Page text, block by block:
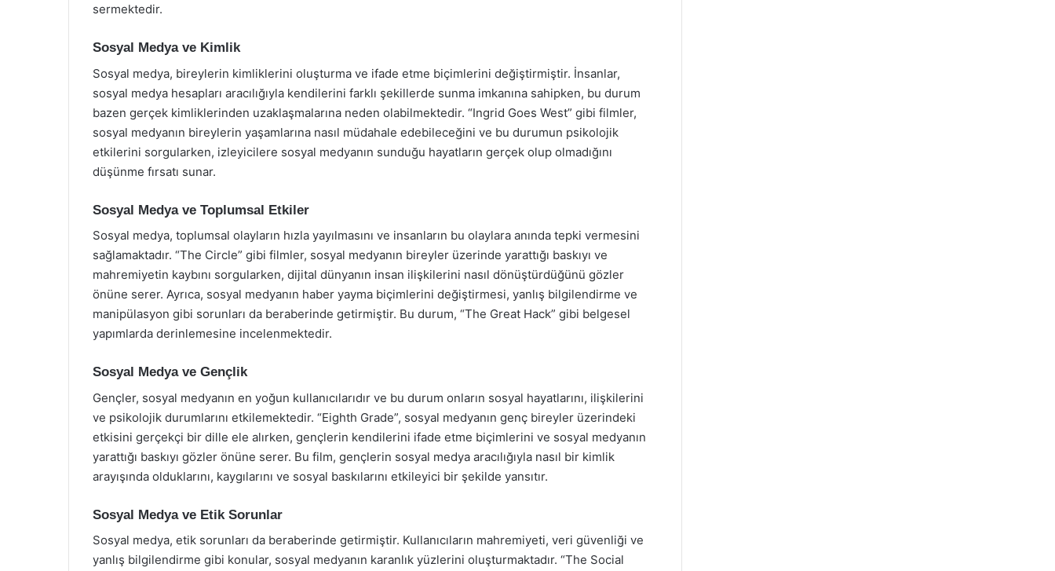
sermektedir.
Sosyal Medya ve Kimlik
Sosyal medya, bireylerin kimliklerini oluşturma ve ifade etme biçimlerini değiştirmiştir. İnsanlar,
sosyal medya hesapları aracılığıyla kendilerini farklı şekillerde sunma imkanına sahipken, bu durum
bazen gerçek kimliklerinden uzaklaşmalarına neden olabilmektedir. “Ingrid Goes West” gibi filmler,
sosyal medyanın bireylerin yaşamlarına nasıl müdahale edebileceğini ve bu durumun psikolojik
etkilerini sorgularken, izleyicilere sosyal medyanın sunduğu hayatların gerçek olup olmadığını
düşünme fırsatı sunar.
Sosyal Medya ve Toplumsal Etkiler
Sosyal medya, toplumsal olayların hızla yayılmasını ve insanların bu olaylara anında tepki vermesini
sağlamaktadır. “The Circle” gibi filmler, sosyal medyanın bireyler üzerinde yarattığı baskıyı ve
mahremiyetin kaybını sorgularken, dijital dünyanın insan ilişkilerini nasıl dönüştürdüğünü gözler
önüne serer. Ayrıca, sosyal medyanın haber yayma biçimlerini değiştirmesi, yanlış bilgilendirme ve
manipülasyon gibi sorunları da beraberinde getirmiştir. Bu durum, “The Great Hack” gibi belgesel
yapımlarda derinlemesine incelenmektedir.
Sosyal Medya ve Gençlik
Gençler, sosyal medyanın en yoğun kullanıcılarıdır ve bu durum onların sosyal hayatlarını, ilişkilerini
ve psikolojik durumlarını etkilemektedir. “Eighth Grade”, sosyal medyanın genç bireyler üzerindeki
etkisini gerçekçi bir dille ele alırken, gençlerin kendilerini ifade etme biçimlerini ve sosyal medyanın
yarattığı baskıyı gözler önüne serer. Bu film, gençlerin sosyal medya aracılığıyla nasıl bir kimlik
arayışında olduklarını, kaygılarını ve sosyal baskılarını etkileyici bir şekilde yansıtır.
Sosyal Medya ve Etik Sorunlar
Sosyal medya, etik sorunları da beraberinde getirmiştir. Kullanıcıların mahremiyeti, veri güvenliği ve
yanlış bilgilendirme gibi konular, sosyal medyanın karanlık yüzlerini oluşturmaktadır. “The Social